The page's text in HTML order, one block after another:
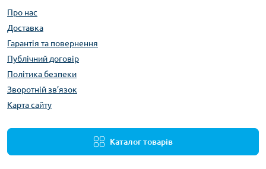
Про нас
Доставка
Гарантія та повернення
Публічний договір
Політика безпеки
Зворотній зв’язок
Карта сайту
Каталог товарів